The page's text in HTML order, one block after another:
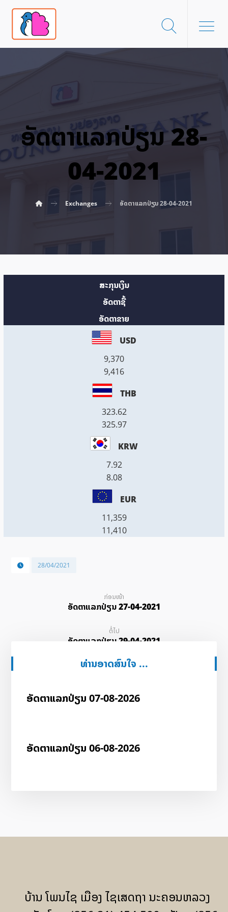
ອັດ​ຕາ​ແລກ​ປ່ຽນ 28-
04-2021
Exchanges ອັດ​ຕາ​ແລກ​ປ່ຽນ 28-04-2021
ສະກຸນເງິນ
ອັດຕາຊື້
ອັດຕາຂາຍ
USD
9,370
9,416
THB
323.62
325.97
KRW
7.92
8.08
EUR
11,359
11,410
28/04/2021
ກ່ອນໜ້າ
ອັດ​ຕາ​ແລກ​ປ່ຽນ 27-04-2021
ຕໍ່ໄປ
ອັດ​ຕາ​ແລກ​ປ່ຽນ 29-04-2021
ທ່ານອາດສົນໃຈ ...
ອັດ​ຕາ​ແລກ​ປ່ຽນ 07-08-2026
ອັດ​ຕາ​ແລກ​ປ່ຽນ 06-08-2026
ບ້ານ ໂພນໄຊ ເມືອງ ໄຊເສດຖາ ນະຄອນຫລວງ